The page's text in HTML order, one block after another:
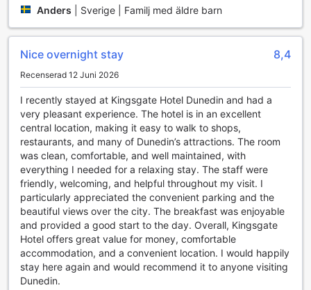
och avkopplande.
Bekvämlighetsfaciliteter på Kingsgate Hotel Dunedin
Kingsgate Hotel Dunedin erbjuder en rad
bekvämlighetsfaciliteter som gör din vistelse både bekväm
och avkopplande. För dem som reser med mycket bagage
eller planerar att stanna längre, finns det praktiska tjänster
som bagageförvaring, vilket gör det enkelt att utforska
Dunedin utan att behöva bära på tunga väskor. Hotellet
erbjuder också daglig städning, vilket säkerställer att ditt
rum alltid är fräscht och inbjudande när du återvänder efter
en dag fylld av äventyr.
För att hålla kontakten med nära och kära eller för att
planera dina dagliga aktiviteter, erbjuder Kingsgate Hotel
Dunedin gratis Wi-Fi i alla rum samt i de allmänna
utrymmena. Du kan enkelt dela dina reseupplevelser eller
arbeta på distans utan avbrott. Dessutom finns det en
tvättservice och kemtvätt tillgänglig, så att du kan fräscha
upp dina kläder under din vistelse. För extra trygghet finns
även säkerhetsboxar där du kan förvara värdesaker, vilket
Anders Sverige | Familj med äldre barn
Nice overnight stay 8,4
Recenserad 12 Juni 2026
I recently stayed at Kingsgate Hotel Dunedin and had a
very pleasant experience. The hotel is in an excellent
central location, making it easy to walk to shops,
restaurants, and many of Dunedin’s attractions. The room
was clean, comfortable, and well maintained, with
everything I needed for a relaxing stay. The staff were
friendly, welcoming, and helpful throughout my visit. I
particularly appreciated the convenient parking and the
beautiful views over the city. The breakfast was enjoyable
and provided a good start to the day. Overall, Kingsgate
Hotel offers great value for money, comfortable
accommodation, and a convenient location. I would happily
stay here again and would recommend it to anyone visiting
Dunedin.